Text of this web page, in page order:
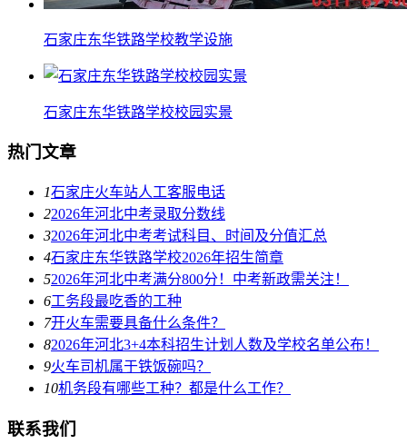
石家庄东华铁路学校教学设施
石家庄东华铁路学校校园实景
热门文章
1石家庄火车站人工客服电话
22026年河北中考录取分数线
32026年河北中考考试科目、时间及分值汇总
4石家庄东华铁路学校2026年招生简章
52026年河北中考满分800分！中考新政需关注！
6工务段最吃香的工种
7开火车需要具备什么条件？
82026年河北3+4本科招生计划人数及学校名单公布！
9火车司机属于铁饭碗吗？
10机务段有哪些工种？都是什么工作？
联系我们